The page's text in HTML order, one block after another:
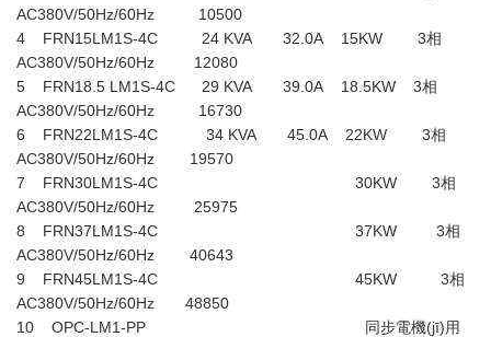
AC380V/50Hz/60Hz 10500
4 FRN15LM1S-4C 24 KVA 32.0A 15KW 3相
AC380V/50Hz/60Hz 12080
5 FRN18.5 LM1S-4C 29 KVA 39.0A 18.5KW 3相
AC380V/50Hz/60Hz 16730
6 FRN22LM1S-4C 34 KVA 45.0A 22KW 3相
AC380V/50Hz/60Hz 19570
7 FRN30LM1S-4C 30KW 3相
AC380V/50Hz/60Hz 25975
8 FRN37LM1S-4C 37KW 3相
AC380V/50Hz/60Hz 40643
9 FRN45LM1S-4C 45KW 3相
AC380V/50Hz/60Hz 48850
10 OPC-LM1-PP 同步電機(jī)用